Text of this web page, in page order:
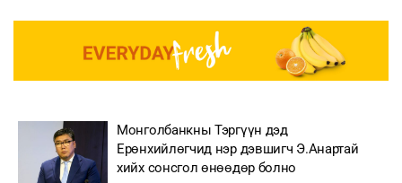
Монголбанкны Тэргүүн дэд
Ерөнхийлөгчид нэр дэвшигч Э.Анартай
хийх сонсгол өнөөдөр болно